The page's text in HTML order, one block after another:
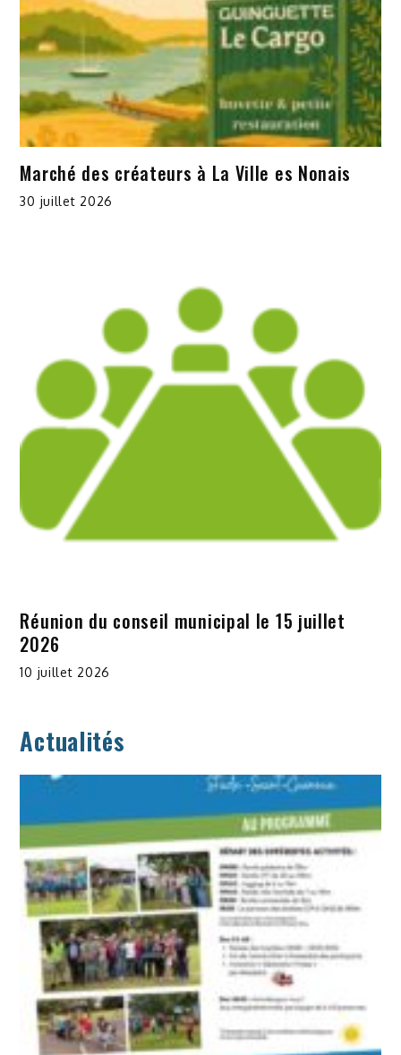
Marché des créateurs à La Ville es Nonais
30 juillet 2026
Réunion du conseil municipal le 15 juillet
2026
10 juillet 2026
Actualités